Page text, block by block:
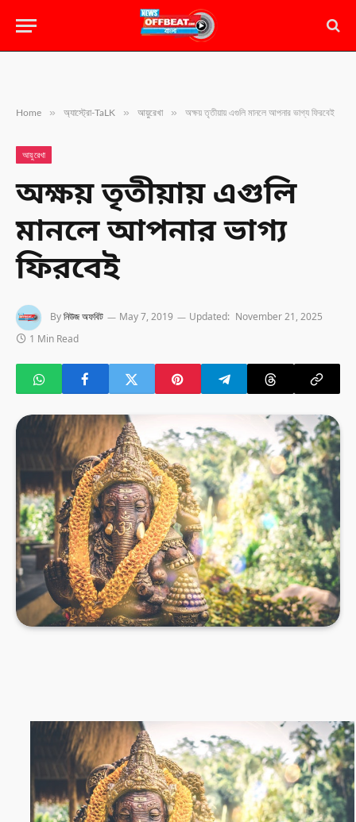
Home » অ্যাস্ট্রো-TaLK » আয়ুরেখা » অক্ষয় তৃতীয়ায় এগুলি মানলে আপনার ভাগ্য ফিরবেই
আয়ুরেখা
অক্ষয় তৃতীয়ায় এগুলি
মানলে আপনার ভাগ্য
ফিরবেই
Byনিউজ অফবিট May 7, 2019 Updated: November 21, 2025
1 Min Read